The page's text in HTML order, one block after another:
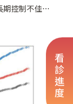
看診進度
控制不佳，
程。 因為老
外科手術，
難的。 難免
那是一